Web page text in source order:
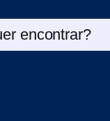
encontrar?